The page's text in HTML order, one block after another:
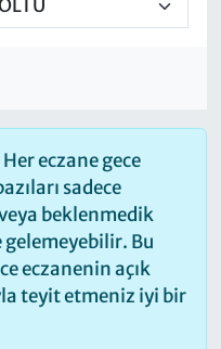
Her eczane gece
sadece
beklenmedik
Bu
eczanenin açık
teyit etmeniz iyi bir